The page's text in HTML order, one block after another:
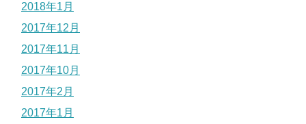
2018年1月
2017年12月
2017年11月
2017年10月
2017年2月
2017年1月